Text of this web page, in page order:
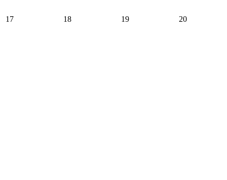
17 18 19 20